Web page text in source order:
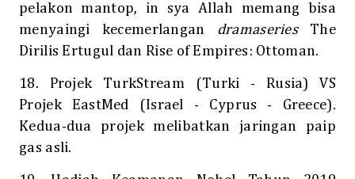
pelakon mantop, in sya Allah memang bisa
menyaingi kecemerlangan dramaseriesThe
Dirilis Ertugul dan Rise of Empires: Ottoman.
18. Projek TurkStream (Turki - Rusia) VS
Projek EastMed (Israel - Cyprus - Greece).
Kedua-dua projek melibatkan jaringan paip
gas asli.